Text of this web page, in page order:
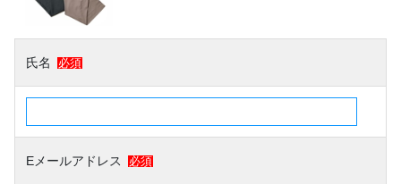
氏名 必須
Eメールアドレス 必須